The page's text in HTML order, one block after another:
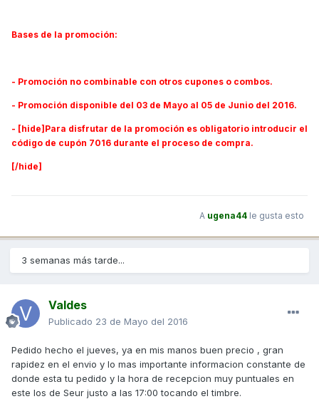
Bases de la promoción:
- Promoción no combinable con otros cupones o combos.
- Promoción disponible del 03 de Mayo al 05 de Junio del 2016.
- [hide]Para disfrutar de la promoción es obligatorio introducir el
código de cupón 7016 durante el proceso de compra.
[/hide]
A ugena44 le gusta esto
3 semanas más tarde...
Valdes
Publicado 23 de Mayo del 2016
Pedido hecho el jueves, ya en mis manos buen precio , gran
rapidez en el envio y lo mas importante informacion constante de
donde esta tu pedido y la hora de recepcion muy puntuales en
este los de Seur justo a las 17:00 tocando el timbre.